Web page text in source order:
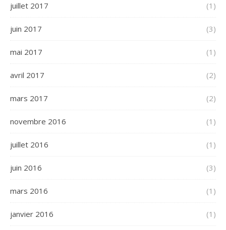
juillet 2017 (1)
juin 2017 (3)
mai 2017 (1)
avril 2017 (2)
mars 2017 (2)
novembre 2016 (1)
juillet 2016 (1)
juin 2016 (3)
mars 2016 (1)
janvier 2016 (1)